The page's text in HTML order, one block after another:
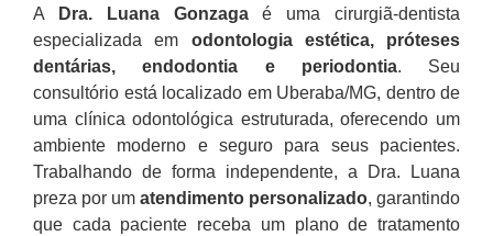
A Dra. Luana Gonzagaé uma cirurgiã-dentista
especializada em odontologia estética, próteses
dentárias, endodontia e periodontia. Seu
consultório está localizado em Uberaba/MG, dentro de
uma clínica odontológica estruturada, oferecendo um
ambiente moderno e seguro para seus pacientes.
Trabalhando de forma independente, a Dra. Luana
preza por um atendimento personalizado, garantindo
que cada paciente receba um plano de tratamento